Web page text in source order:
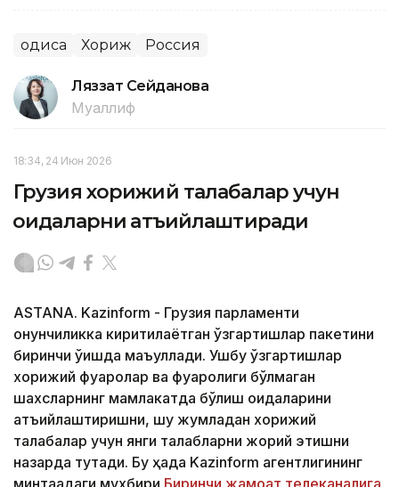
Ҳодиса Хориж Россия
Ляззат Сейданова
Муаллиф
18:34, 24 Июн 2026
Грузия хорижий талабалар учун
қоидаларни қатъийлаштиради
ASTANA. Kazinform - Грузия парламенти
қонунчиликка киритилаётган ўзгартишлар пакетини
биринчи ўқишда маъқуллади. Ушбу ўзгартишлар
хорижий фуқаролар ва фуқаролиги бўлмаган
шахсларнинг мамлакатда бўлиш қоидаларини
қатъийлаштиришни, шу жумладан хорижий
талабалар учун янги талабларни жорий этишни
назарда тутади. Бу ҳақда Kazinform агентлигининг